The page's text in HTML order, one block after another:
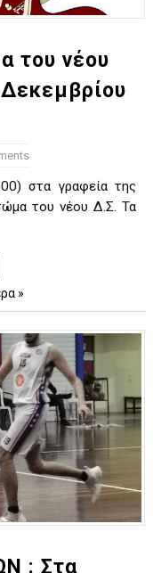
του νέου
στα γραφεία της
του νέου Δ.Σ. Τα
»
: Στα